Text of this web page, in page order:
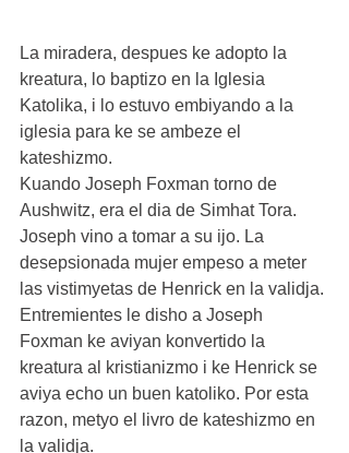
La miradera, despues ke adopto la
kreatura, lo baptizo en la Iglesia
Katolika, i lo estuvo embiyando a la
iglesia para ke se ambeze el
kateshizmo.
Kuando Joseph Foxman torno de
Aushwitz, era el dia de Simhat Tora.
Joseph vino a tomar a su ijo. La
desepsionada mujer empeso a meter
las vistimyetas de Henrick en la validja.
Entremientes le disho a Joseph
Foxman ke aviyan konvertido la
kreatura al kristianizmo i ke Henrick se
aviya echo un buen katoliko. Por esta
razon, metyo el livro de kateshizmo en
la validja.